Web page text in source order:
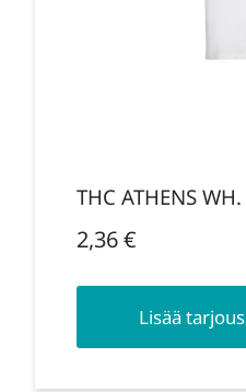
THC ATHENS
2,36€
Lisää